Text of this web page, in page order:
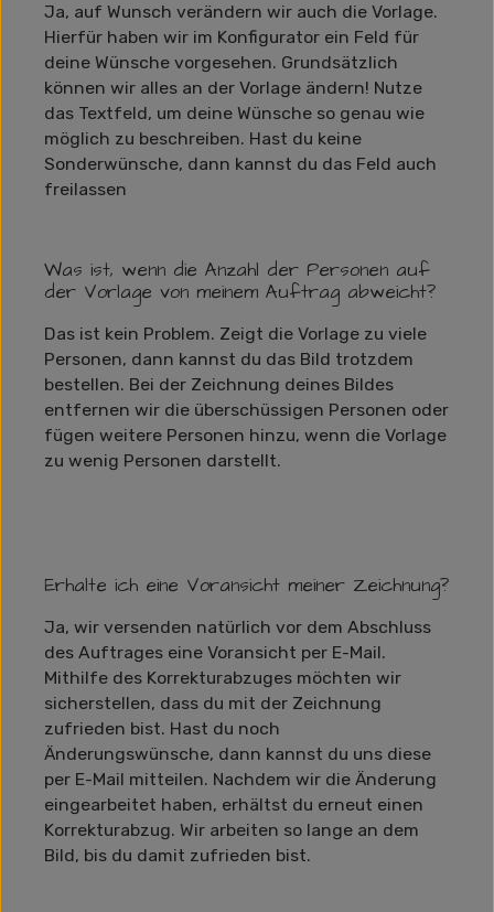
Ja, auf Wunsch verändern wir auch die Vorlage.
Hierfür haben wir im Konfigurator ein Feld für
deine Wünsche vorgesehen. Grundsätzlich
können wir alles an der Vorlage ändern! Nutze
das Textfeld, um deine Wünsche so genau wie
möglich zu beschreiben. Hast du keine
Sonderwünsche, dann kannst du das Feld auch
freilassen
Was ist, wenn die Anzahl der Personen auf
der Vorlage von meinem Auftrag abweicht?
Das ist kein Problem. Zeigt die Vorlage zu viele
Personen, dann kannst du das Bild trotzdem
bestellen. Bei der Zeichnung deines Bildes
entfernen wir die überschüssigen Personen oder
fügen weitere Personen hinzu, wenn die Vorlage
zu wenig Personen darstellt.
Erhalte ich eine Voransicht meiner Zeichnung?
Ja, wir versenden natürlich vor dem Abschluss
des Auftrages eine Voransicht per E-Mail.
Mithilfe des Korrekturabzuges möchten wir
sicherstellen, dass du mit der Zeichnung
zufrieden bist. Hast du noch
Änderungswünsche, dann kannst du uns diese
per E-Mail mitteilen. Nachdem wir die Änderung
eingearbeitet haben, erhältst du erneut einen
Korrekturabzug. Wir arbeiten so lange an dem
Bild, bis du damit zufrieden bist.